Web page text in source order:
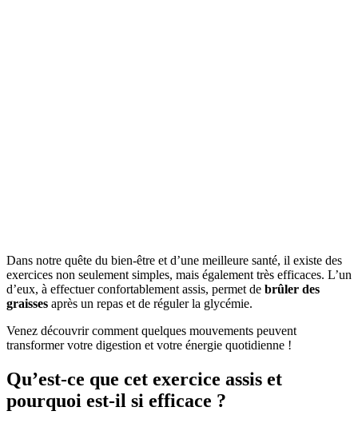
Dans notre quête du bien-être et d’une meilleure santé, il existe des
exercices non seulement simples, mais également très efficaces. L’un
d’eux, à effectuer confortablement assis, permet de brûler des
graisses après un repas et de réguler la glycémie.
Venez découvrir comment quelques mouvements peuvent
transformer votre digestion et votre énergie quotidienne !
Qu’est-ce que cet exercice assis et
pourquoi est-il si efficace ?